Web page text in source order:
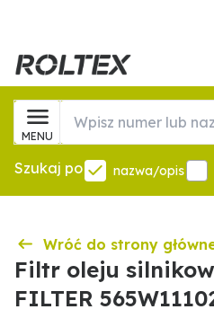
MENU
Szukaj po nazwa/opis
Wróć do strony
Filtr oleju
FILTER